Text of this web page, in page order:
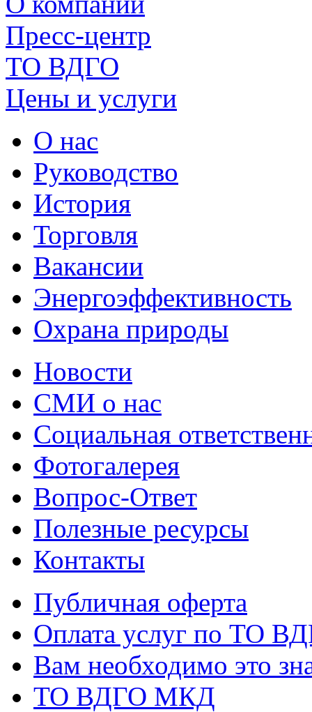
Пресс-центр
TO ВДГО
Цены и услуги
О нас
Руководство
История
Торговля
Вакансии
Энергоэффективность
Охрана природы
Новости
СМИ о нас
Социальная
Фотогалерея
Вопрос-Ответ
Полезные ресурсы
Контакты
Публичная оферта
Оплата услуг по ТО
Вам необходимо это
ТО ВДГО МКД